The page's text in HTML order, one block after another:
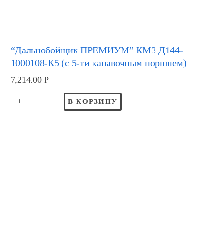
“Дальнобойщик ПРЕМИУМ” КМЗ Д144-
1000108-К5 (с 5-ти канавочным поршнем)
7,214.00Р
В КОРЗИНУ